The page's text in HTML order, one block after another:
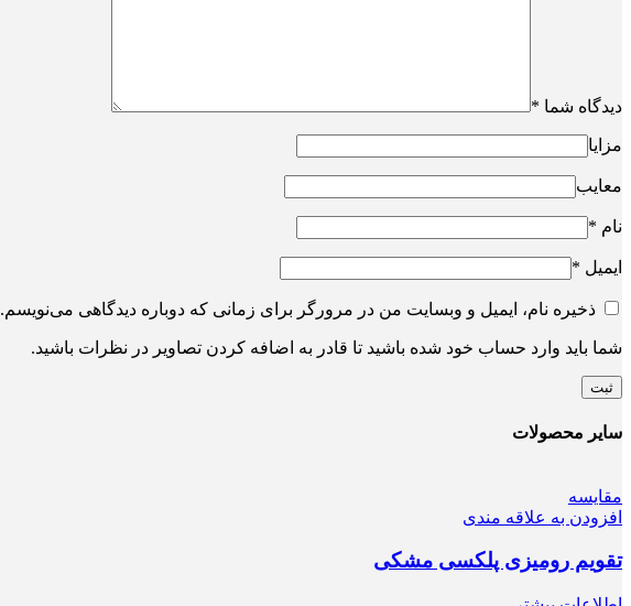
دیدگاه شما *
مزایا
معایب
نام *
ایمیل *
ذخیره نام، ایمیل و وبسایت من در مرورگر برای زمانی که دوباره دیدگاهی می‌نویسم.
شما باید وارد حساب خود شده باشید تا قادر به اضافه کردن تصاویر در نظرات باشید.
سایر محصولات
مقایسه
افزودن به علاقه مندی
تقویم رومیزی پلکسی مشکی